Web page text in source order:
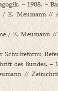
– 1908. –
E. Meumann //
/ E. Meumann
des Bundes. –
//